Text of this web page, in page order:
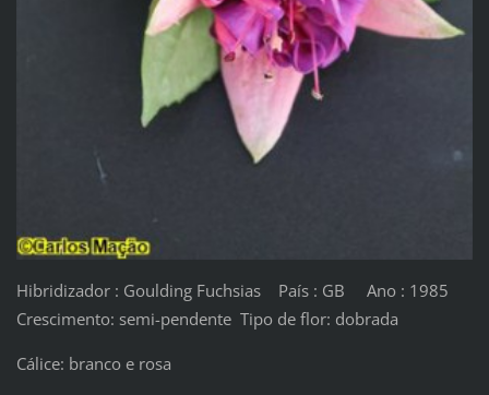
Hibridizador : Goulding Fuchsias País : GB Ano : 1985
Crescimento: semi-pendente Tipo de flor: dobrada
Cálice: branco e rosa